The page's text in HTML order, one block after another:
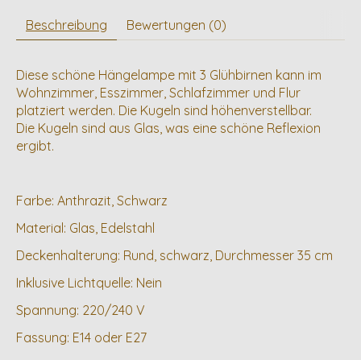
Beschreibung Bewertungen (0)
Diese schöne Hängelampe mit 3 Glühbirnen kann im
Wohnzimmer, Esszimmer, Schlafzimmer und Flur
platziert werden. Die Kugeln sind höhenverstellbar.
Die Kugeln sind aus Glas, was eine schöne Reflexion
ergibt.
Farbe: Anthrazit, Schwarz
Material: Glas, Edelstahl
Deckenhalterung: Rund, schwarz, Durchmesser 35 cm
Inklusive Lichtquelle: Nein
Spannung: 220/240 V
Fassung: E14 oder E27